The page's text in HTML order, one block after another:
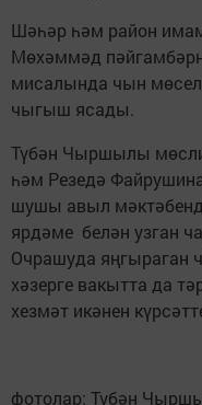
Шәһәр һәм район
Мөхәммәд
мисалында чын
чыгыш ясады.
Түбән Чыршылы
һәм Резедә
шушы авыл
ярдәме белән узган
Очрашуда яңгыраган
хәзерге вакытта да
хезмәт икәнен
фотолар: Түбән